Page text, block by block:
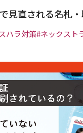
見直される名札
ハラ対策#ネックスト